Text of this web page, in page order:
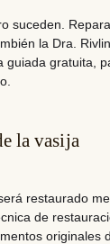
suceden.
la Dra.
guiada gratuita,
la vasija
restaurado
de
originales